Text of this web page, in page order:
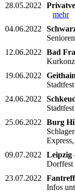
28.05.2022
mehr
04.06.2022
12.06.2022
Bad
19.06.2022
Geithain
24.06.2022
25.06.2022
Burg
09.07.2022
Leipzig
Dorffest
23.07.2022
Infos